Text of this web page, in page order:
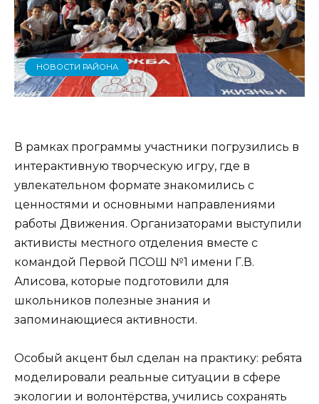
НОВОСТИ РАЙОНА
В рамках программы участники погрузились в
интерактивную творческую игру, где в
увлекательном формате знакомились с
ценностями и основными направлениями
работы Движения. Организаторами выступили
активисты местного отделения вместе с
командой Первой ПСОШ №1 имени Г.В.
Алисова, которые подготовили для
школьников полезные знания и
запоминающиеся активности.
Особый акцент был сделан на практику: ребята
моделировали реальные ситуации в сфере
экологии и волонтёрства, учились сохранять